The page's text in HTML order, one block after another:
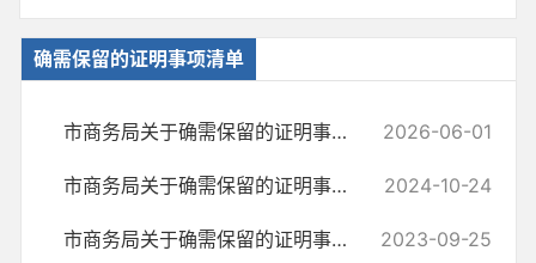
确需保留的证明事项清单
市商务局关于确需保留的证明事项清单的声明 2026-06-01
市商务局关于确需保留的证明事项清单的声明 2024-10-24
市商务局关于确需保留的证明事项清单的声明 2023-09-25